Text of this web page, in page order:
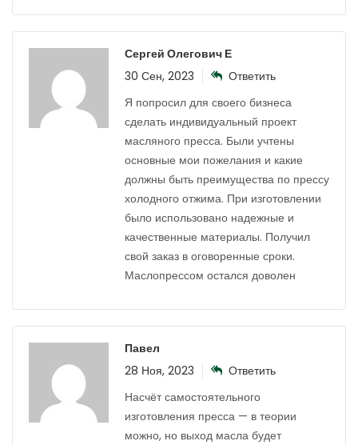
Сергей Олегович Е
30 Сен, 2023
Ответить
Я попросил для своего бизнеса
сделать индивидуальный проект
масляного пресса. Были учтены
основные мои пожелания и какие
должны быть преимущества по прессу
холодного отжима. При изготовлении
было использовано надежные и
качественные материалы. Получил
свой заказ в оговоренные сроки.
Маслопрессом остался доволен
Павел
28 Ноя, 2023
Ответить
Насчёт самостоятельного
изготовления пресса — в теории
можно, но выход масла будет